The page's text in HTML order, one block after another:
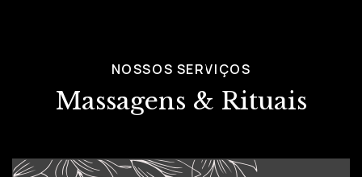
NOSSOS SERVIÇOS
Massagens & Rituais